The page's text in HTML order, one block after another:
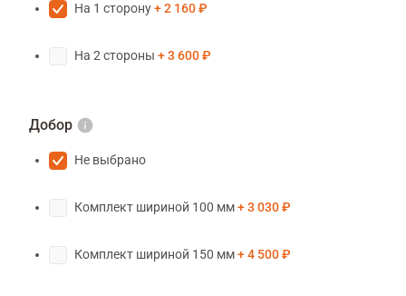
На 1 сторону 2 160 ₽
На 2 стороны 3 600 ₽
Добор
Не выбрано
Комплект шириной 100 мм 3 030 ₽
Комплект шириной 150 мм 4 500 ₽